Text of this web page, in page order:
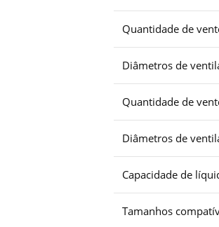
Quantidade de
Diâmetros de
Quantidade de
Diâmetros de
Capacidade de
Tamanhos